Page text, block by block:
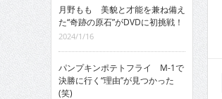
月野もも 美貌と才能を兼ね備え
た“奇跡の原石”がDVDに初挑戦！
2024/1/16
パンプキンポテトフライ M-1で
決勝に行く“理由”が見つかった
(笑)